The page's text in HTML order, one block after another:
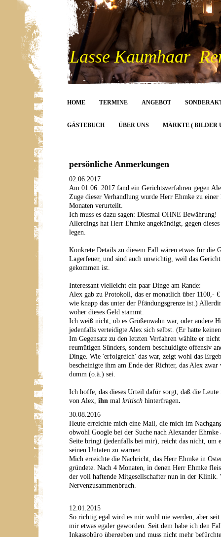
Lasse Kaumhaar
HOME TERMINE ANGEBOT
GÄSTEBUCH ÜBER UNS MÄRKTE ( BILDER
persönliche Anmerkungen
02.06.2017
Am 01.06. 2017 fand ein Gerichtsverfahren gegen
Zuge dieser Verhandlung wurde Herr Ehmke zu
Monaten verurteilt.
Ich muss es dazu sagen: Diesmal OHNE Bewährung!
Allerdings hat Herr Ehmke angekündigt, gegen
legen.
Konkrete Details zu diesem Fall wären etwas für die
Lagerfeuer, und sind auch unwichtig, weil das
gekommen ist.
Interessant vielleicht ein paar Dinge am Rande:
Alex gab zu Protokoll, das er monatlich über 1100,-
wie knapp das unter der Pfändungsgrenze ist.)
woher dieses Geld stammt.
Ich weiß nicht, ob es Größenwahn war, oder andere
jedenfalls verteidigte Alex sich selbst. (Er hatte
Im Gegensatz zu den letzten Verfahren wählte er
reumütigen Sünders, sondern beschuldigte offensiv
Dinge. Wie 'erfolgreich' das war, zeigt wohl das
bescheinigte ihm am Ende der Richter, das Alex
dumm (o.ä.) sei.
Ich hoffe, das dieses Urteil dafür sorgt, daß die
von Alex, ihn mal kritisch hinterfragen.
30.08.2016
Heute erreichte mich eine Mail, die mich im
obwohl Google bei der Suche nach Alexander Ehmke
Seite bringt (jedenfalls bei mir), reicht das nicht, um
seinen Untaten zu warnen.
Mich erreichte die Nachricht, das Herr Ehmke in
gründete. Nach 4 Monaten, in denen Herr Ehmke
der voll haftende Mitgesellschafter nun in der Klinik.
Nervenzusammenbruch.
12.01.2015
So richtig egal wird es mir wohl nie werden, aber
mir etwas egaler geworden. Seit dem habe ich den
Inkassobüro übergeben und muss nicht mehr